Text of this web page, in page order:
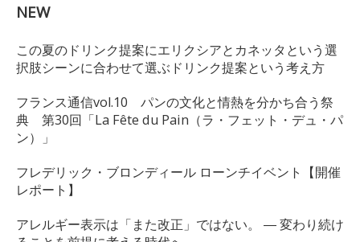
NEW
この夏のドリンク提案にエリクシアとカネッタという選
択肢シーンに合わせて選ぶドリンク提案という考え方
フランス通信vol.10 パンの文化と情熱を分かち合う祭
典 第30回「La Fête du Pain（ラ・フェット・デュ・パ
ン）」
フレデリック・ブロンディール ローンチイベント【開催
レポート】
アレルギー表示は「また改正」ではない。 ― 変わり続け